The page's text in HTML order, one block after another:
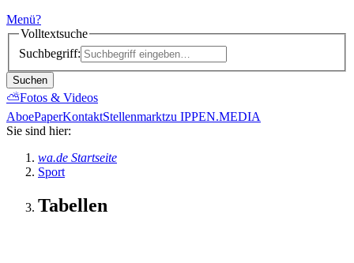
Menü?
Volltextsuche
Suchbegriff:
Suchen
⛅Fotos & Videos
AboePaperKontaktStellenmarktzu IPPEN.MEDIA
Sie sind hier:
wa.de Startseite
Sport
Tabellen